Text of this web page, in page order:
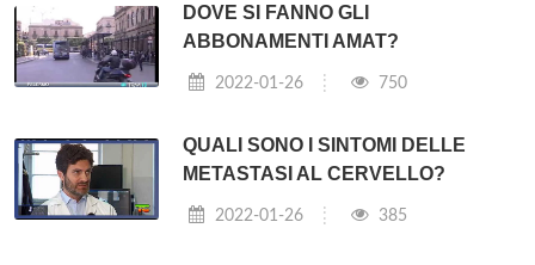
DOVE SI FANNO GLI
ABBONAMENTI AMAT?
2022-01-26 750
QUALI SONO I SINTOMI DELLE
METASTASI AL CERVELLO?
2022-01-26 385